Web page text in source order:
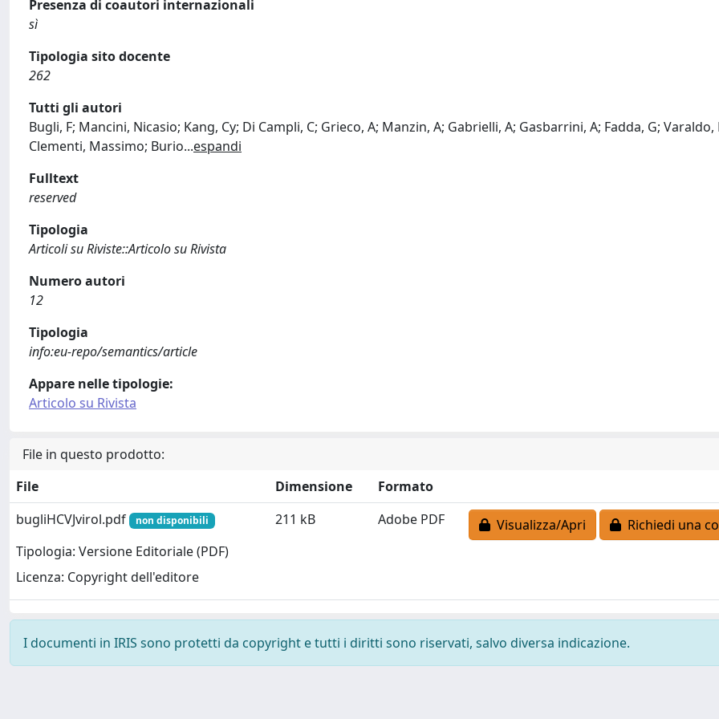
Presenza di coautori internazionali
sì
Tipologia sito docente
262
Tutti gli autori
Bugli, F; Mancini, Nicasio; Kang, Cy; Di Campli, C; Grieco, A; Manzin, A; Gabrielli, A; Gasbarrini, A; Fadda, G; Varaldo,
Clementi, Massimo; Burio...espandi
Fulltext
reserved
Tipologia
Articoli su Riviste::Articolo su Rivista
Numero autori
12
Tipologia
info:eu-repo/semantics/article
Appare nelle tipologie:
Articolo su Rivista
File in questo prodotto:
File
Dimensione
Formato
bugliHCVJvirol.pdf
non disponibili
Tipologia: Versione Editoriale (PDF)
Licenza: Copyright dell'editore
211 kB Adobe PDF Visualizza/Apri Richiedi una
I documenti in IRIS sono protetti da copyright e tutti i diritti sono riservati, salvo diversa indicazione.